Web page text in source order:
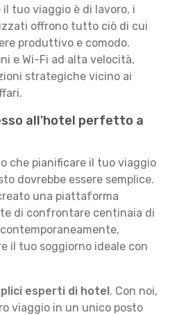
il tuo viaggio è di lavoro, i
offrono tutto ciò di cui
produttivo e comodo.
e Wi-Fi ad alta velocità,
strategiche vicino ai
all'hotel perfetto a
che pianificare il tuo viaggio
dovrebbe essere semplice.
una piattaforma
di confrontare centinaia di
il tuo soggiorno ideale con
esperti di hotel. Con noi,
viaggio in un unico posto